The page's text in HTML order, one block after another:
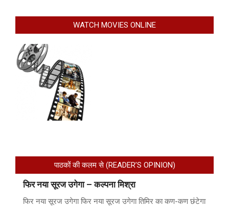
WATCH MOVIES ONLINE
पाठकों की कलम से (READER’S OPINION)
फिर नया सूरज उगेगा – कल्पना मिश्रा
फिर नया सूरज उगेगा फिर नया सूरज उगेगा तिमिर का कण-कण छंटेगा